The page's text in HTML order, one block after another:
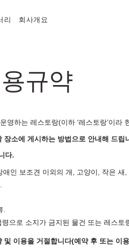
리 회사개요
규약
영하는 레스토랑(이하 ‘레스토랑’이
소에 게시하는 방법으로 안내해 드립
다.
인 보조견 이외의 개, 고양이, 작은 새,
으로 소지가 금지된 물건 또는 레스토
이용을 거절합니다(예약 후 또는 이